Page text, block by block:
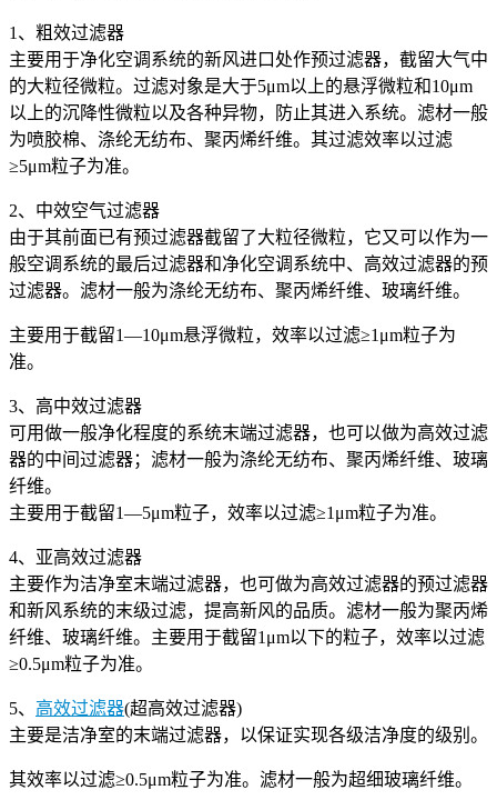
1、粗效过滤器
主要用于净化空调系统的新风进口处作预过滤器，截留大气中
的大粒径微粒。过滤对象是大于5μm以上的悬浮微粒和10μm
以上的沉降性微粒以及各种异物，防止其进入系统。滤材一般
为喷胶棉、涤纶无纺布、聚丙烯纤维。其过滤效率以过滤
≥5μm粒子为准。
2、中效空气过滤器
由于其前面已有预过滤器截留了大粒径微粒，它又可以作为一
般空调系统的最后过滤器和净化空调系统中、高效过滤器的预
过滤器。滤材一般为涤纶无纺布、聚丙烯纤维、玻璃纤维。
主要用于截留1—10μm悬浮微粒，效率以过滤≥1μm粒子为
准。
3、高中效过滤器
可用做一般净化程度的系统末端过滤器，也可以做为高效过滤
器的中间过滤器；滤材一般为涤纶无纺布、聚丙烯纤维、玻璃
纤维。
主要用于截留1—5μm粒子，效率以过滤≥1μm粒子为准。
4、亚高效过滤器
主要作为洁净室末端过滤器，也可做为高效过滤器的预过滤器
和新风系统的末级过滤，提高新风的品质。滤材一般为聚丙烯
纤维、玻璃纤维。主要用于截留1μm以下的粒子，效率以过滤
≥0.5μm粒子为准。
5、 高效过滤器(超高效过滤器)
主要是洁净室的末端过滤器，以保证实现各级洁净度的级别。
其效率以过滤≥0.5μm粒子为准。滤材一般为超细玻璃纤维。